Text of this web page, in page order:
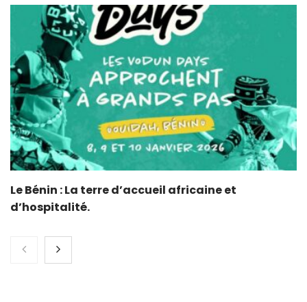
Le Bénin : La terre d’accueil africaine et
d’hospitalité.